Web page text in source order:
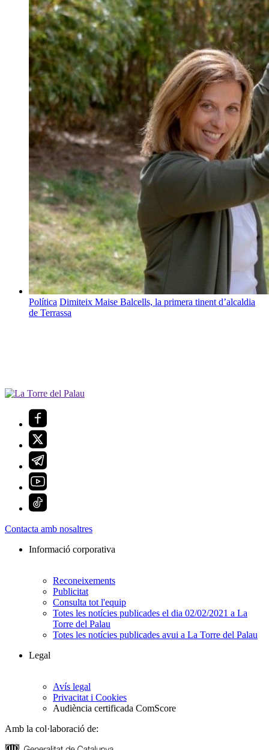
Política Dimiteix Maise Balcells, la primera tinent d’alcaldia
de Terrassa
Contacta amb nosaltres
Informació corporativa
Reconeixements
Publicitat
Consulta tot l'equip
Totes les notícies publicades el dia 02/02/2021 a La
Torre del Palau
Totes les notícies publicades avui a La Torre del Palau
Legal
Avís legal
Privacitat i Cookies
Audiència certificada ComScore
Amb la col·laboració de: